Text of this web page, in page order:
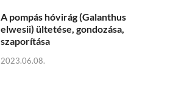
A pompás hóvirág (Galanthus
elwesii) ültetése, gondozása,
szaporítása
2023.06.08.